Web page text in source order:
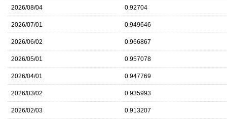
2026/08/04 0.92704
2026/07/01 0.949646
2026/06/02 0.966867
2026/05/01 0.957078
2026/04/01 0.947769
2026/03/02 0.935993
2026/02/03 0.913207